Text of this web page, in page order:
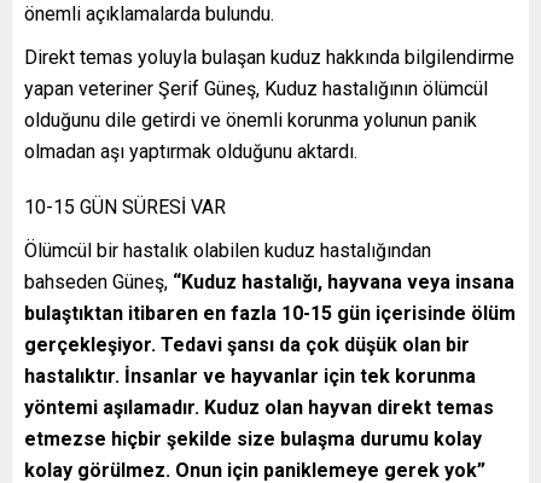
önemli açıklamalarda bulundu.
Direkt temas yoluyla bulaşan kuduz hakkında bilgilendirme
yapan veteriner Şerif Güneş, Kuduz hastalığının ölümcül
olduğunu dile getirdi ve önemli korunma yolunun panik
olmadan aşı yaptırmak olduğunu aktardı.
10-15 GÜN SÜRESİ VAR
Ölümcül bir hastalık olabilen kuduz hastalığından
bahseden Güneş, “Kuduz hastalığı, hayvana veya insana
bulaştıktan itibaren en fazla 10-15 gün içerisinde ölüm
gerçekleşiyor. Tedavi şansı da çok düşük olan bir
hastalıktır. İnsanlar ve hayvanlar için tek korunma
yöntemi aşılamadır. Kuduz olan hayvan direkt temas
etmezse hiçbir şekilde size bulaşma durumu kolay
kolay görülmez. Onun için paniklemeye gerek yok”